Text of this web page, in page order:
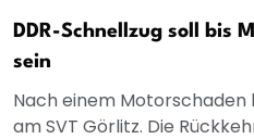
DDR-Schnellzug soll bis
sein
Nach einem
am SVT Görlitz. Die